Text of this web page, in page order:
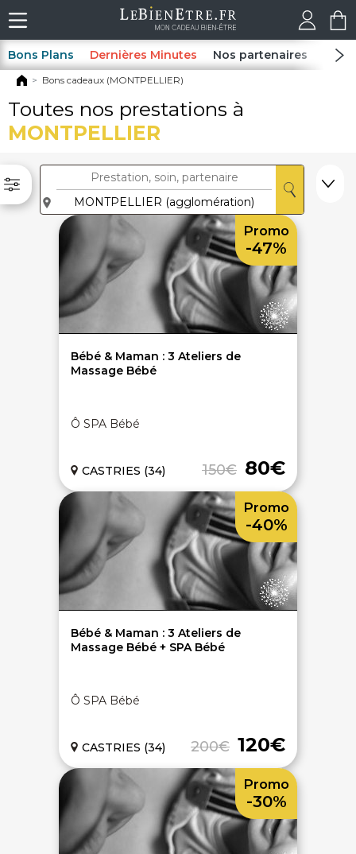
Bons Plans Dernières Minutes Nos partenaires Spas
Bons cadeaux (MONTPELLIER)
Toutes nos prestations à
MONTPELLIER
Bébé & Maman : 3 Ateliers de
Massage Bébé
Ô SPA Bébé
150€ 80€
CASTRIES (34)
Promo
-47%
Bébé & Maman : 3 Ateliers de
Massage Bébé + SPA Bébé
Ô SPA Bébé
200€ 120€
CASTRIES (34)
Promo
-40%
Promo
-30%